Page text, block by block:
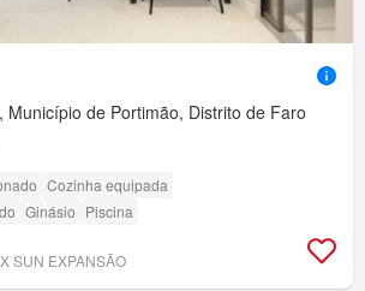
Município de Portimão, Distrito de Faro
Cozinha equipada
Ginásio Piscina
SUN EXPANSÃO